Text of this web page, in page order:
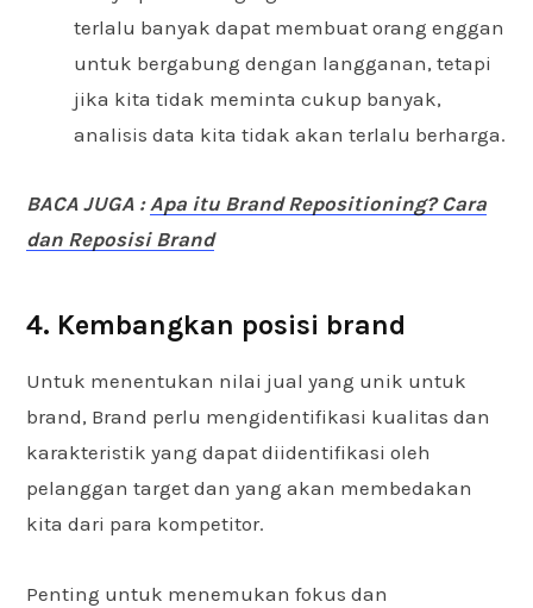
terlalu banyak dapat membuat orang enggan
untuk bergabung dengan langganan, tetapi
jika kita tidak meminta cukup banyak,
analisis data kita tidak akan terlalu berharga.
BACA JUGA : Apa itu Brand Repositioning? Cara
dan Reposisi Brand
4. Kembangkan posisi brand
Untuk menentukan nilai jual yang unik untuk
brand, Brand perlu mengidentifikasi kualitas dan
karakteristik yang dapat diidentifikasi oleh
pelanggan target dan yang akan membedakan
kita dari para kompetitor.
Penting untuk menemukan fokus dan